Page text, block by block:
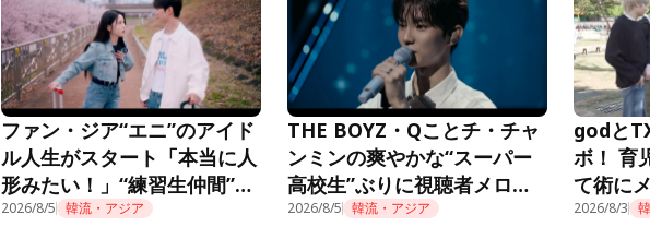
ファン・ジア“エニ”のアイド
ル人生がスタート「本当に人
形みたい！」“練習生仲間”も
話題に＜推しデビュー＞
2026/8/5 韓流・アジア
THE BOYZ・Qことチ・チャ
ンミンの爽やかな“スーパー
高校生”ぶりに視聴者メロメ
ロ「制服似合ってる」＜推し
2026/8/5 韓流・アジア
godと
ボ！ 育
て術に
の育児
2026/8/3